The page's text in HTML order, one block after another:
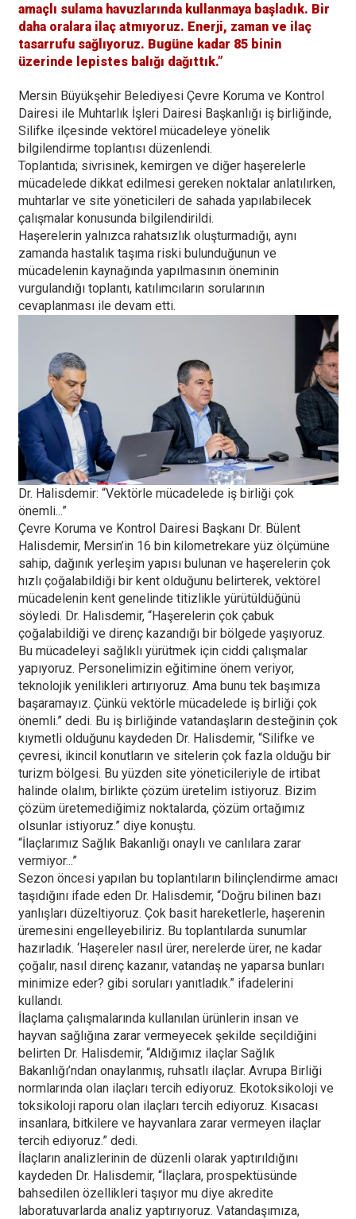
amaçlı sulama havuzlarında kullanmaya başladık. Bir
daha oralara ilaç atmıyoruz. Enerji, zaman ve ilaç
tasarrufu sağlıyoruz. Bugüne kadar 85 binin
üzerinde lepistes balığı dağıttık.”
Mersin Büyükşehir Belediyesi Çevre Koruma ve Kontrol
Dairesi ile Muhtarlık İşleri Dairesi Başkanlığı iş birliğinde,
Silifke ilçesinde vektörel mücadeleye yönelik
bilgilendirme toplantısı düzenlendi.
Toplantıda; sivrisinek, kemirgen ve diğer haşerelerle
mücadelede dikkat edilmesi gereken noktalar anlatılırken,
muhtarlar ve site yöneticileri de sahada yapılabilecek
çalışmalar konusunda bilgilendirildi.
Haşerelerin yalnızca rahatsızlık oluşturmadığı, aynı
zamanda hastalık taşıma riski bulunduğunun ve
mücadelenin kaynağında yapılmasının öneminin
vurgulandığı toplantı, katılımcıların sorularının
cevaplanması ile devam etti.
Dr. Halisdemir: “Vektörle mücadelede iş birliği çok
önemli...”
Çevre Koruma ve Kontrol Dairesi Başkanı Dr. Bülent
Halisdemir, Mersin’in 16 bin kilometrekare yüz ölçümüne
sahip, dağınık yerleşim yapısı bulunan ve haşerelerin çok
hızlı çoğalabildiği bir kent olduğunu belirterek, vektörel
mücadelenin kent genelinde titizlikle yürütüldüğünü
söyledi. Dr. Halisdemir, “Haşerelerin çok çabuk
çoğalabildiği ve direnç kazandığı bir bölgede yaşıyoruz.
Bu mücadeleyi sağlıklı yürütmek için ciddi çalışmalar
yapıyoruz. Personelimizin eğitimine önem veriyor,
teknolojik yenilikleri artırıyoruz. Ama bunu tek başımıza
başaramayız. Çünkü vektörle mücadelede iş birliği çok
önemli.” dedi. Bu iş birliğinde vatandaşların desteğinin çok
kıymetli olduğunu kaydeden Dr. Halisdemir, “Silifke ve
çevresi, ikincil konutların ve sitelerin çok fazla olduğu bir
turizm bölgesi. Bu yüzden site yöneticileriyle de irtibat
halinde olalım, birlikte çözüm üretelim istiyoruz. Bizim
çözüm üretemediğimiz noktalarda, çözüm ortağımız
olsunlar istiyoruz.” diye konuştu.
“İlaçlarımız Sağlık Bakanlığı onaylı ve canlılara zarar
vermiyor...”
Sezon öncesi yapılan bu toplantıların bilinçlendirme amacı
taşıdığını ifade eden Dr. Halisdemir, “Doğru bilinen bazı
yanlışları düzeltiyoruz. Çok basit hareketlerle, haşerenin
üremesini engelleyebiliriz. Bu toplantılarda sunumlar
hazırladık. ‘Haşereler nasıl ürer, nerelerde ürer, ne kadar
çoğalır, nasıl direnç kazanır, vatandaş ne yaparsa bunları
minimize eder? gibi soruları yanıtladık.” ifadelerini
kullandı.
İlaçlama çalışmalarında kullanılan ürünlerin insan ve
hayvan sağlığına zarar vermeyecek şekilde seçildiğini
belirten Dr. Halisdemir, “Aldığımız ilaçlar Sağlık
Bakanlığı’ndan onaylanmış, ruhsatlı ilaçlar. Avrupa Birliği
normlarında olan ilaçları tercih ediyoruz. Ekotoksikoloji ve
toksikoloji raporu olan ilaçları tercih ediyoruz. Kısacası
insanlara, bitkilere ve hayvanlara zarar vermeyen ilaçlar
tercih ediyoruz.” dedi.
İlaçların analizlerinin de düzenli olarak yaptırıldığını
kaydeden Dr. Halisdemir, “İlaçlara, prospektüsünde
bahsedilen özellikleri taşıyor mu diye akredite
laboratuvarlarda analiz yaptırıyoruz. Vatandaşımıza,